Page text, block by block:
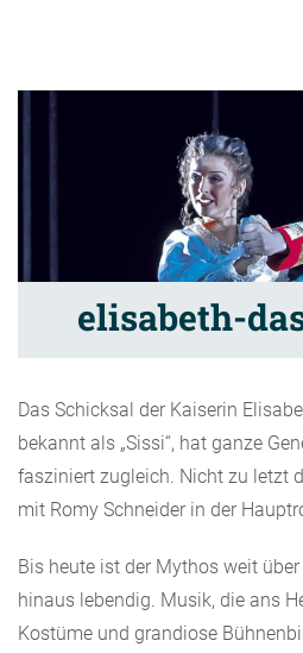
elisabeth-
Das Schicksal der Kaiserin
bekannt als „Sissi“, hat ganze
fasziniert zugleich. Nicht zu letzt
mit Romy Schneider in der
Bis heute ist der Mythos weit
hinaus lebendig. Musik, die ans
Kostüme und grandiose